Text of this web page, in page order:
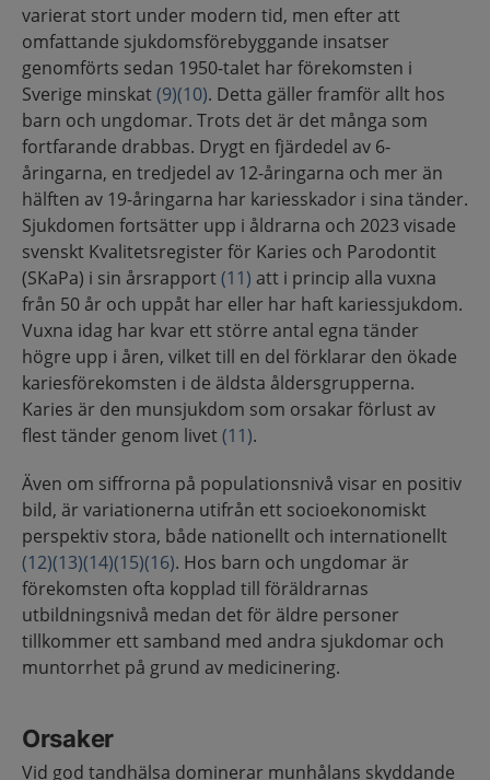
varierat stort under modern tid, men efter att
omfattande sjukdomsförebyggande insatser
genomförts sedan 1950-talet har förekomsten i
Sverige minskat(9)(10). Detta gäller framför allt hos
barn och ungdomar. Trots det är det många som
fortfarande drabbas. Drygt en fjärdedel av 6-
åringarna, en tredjedel av 12-åringarna och mer än
hälften av 19-åringarna har kariesskador i sina tänder.
Sjukdomen fortsätter upp i åldrarna och 2023 visade
svenskt Kvalitetsregister för Karies och Parodontit
(SKaPa) i sin årsrapport(11) att i princip alla vuxna
från 50 år och uppåt har eller har haft kariessjukdom.
Vuxna idag har kvar ett större antal egna tänder
högre upp i åren, vilket till en del förklarar den ökade
kariesförekomsten i de äldsta åldersgrupperna.
Karies är den munsjukdom som orsakar förlust av
flest tänder genom livet(11).
Även om siffrorna på populationsnivå visar en positiv
bild, är variationerna utifrån ett socioekonomiskt
perspektiv stora, både nationellt och internationellt
(12)(13)(14)(15)(16). Hos barn och ungdomar är
förekomsten ofta kopplad till föräldrarnas
utbildningsnivå medan det för äldre personer
tillkommer ett samband med andra sjukdomar och
muntorrhet på grund av medicinering.
Orsaker
Vid god tandhälsa dominerar munhålans skyddande